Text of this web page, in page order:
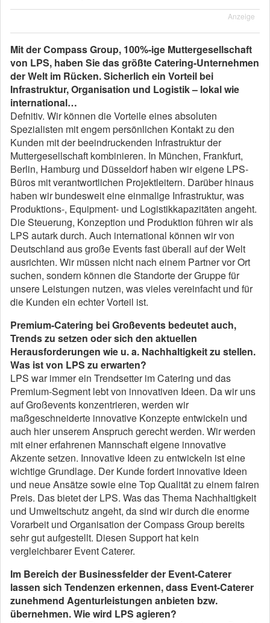
Anzeige
Mit der Compass Group, 100%-ige Muttergesellschaft
von LPS, haben Sie das größte Catering-Unternehmen
der Welt im Rücken. Sicherlich ein Vorteil bei
Infrastruktur, Organisation und Logistik – lokal wie
international…
Defnitiv. Wir können die Vorteile eines absoluten
Spezialisten mit engem persönlichen Kontakt zu den
Kunden mit der beeindruckenden Infrastruktur der
Muttergesellschaft kombinieren. In München, Frankfurt,
Berlin, Hamburg und Düsseldorf haben wir eigene LPS-
Büros mit verantwortlichen Projektleitern. Darüber hinaus
haben wir bundesweit eine einmalige Infrastruktur, was
Produktions-, Equipment- und Logistikkapazitäten angeht.
Die Steuerung, Konzeption und Produktion führen wir als
LPS autark durch. Auch international können wir von
Deutschland aus große Events fast überall auf der Welt
ausrichten. Wir müssen nicht nach einem Partner vor Ort
suchen, sondern können die Standorte der Gruppe für
unsere Leistungen nutzen, was vieles vereinfacht und für
die Kunden ein echter Vorteil ist.
Premium-Catering bei Großevents bedeutet auch,
Trends zu setzen oder sich den aktuellen
Herausforderungen wie u. a. Nachhaltigkeit zu stellen.
Was ist von LPS zu erwarten?
LPS war immer ein Trendsetter im Catering und das
Premium-Segment lebt von innovativen Ideen. Da wir uns
auf Großevents konzentrieren, werden wir
maßgeschneiderte innovative Konzepte entwickeln und
auch hier unserem Anspruch gerecht werden. Wir werden
mit einer erfahrenen Mannschaft eigene innovative
Akzente setzen. Innovative Ideen zu entwickeln ist eine
wichtige Grundlage. Der Kunde fordert innovative Ideen
und neue Ansätze sowie eine Top Qualität zu einem fairen
Preis. Das bietet der LPS. Was das Thema Nachhaltigkeit
und Umweltschutz angeht, da sind wir durch die enorme
Vorarbeit und Organisation der Compass Group bereits
sehr gut aufgestellt. Diesen Support hat kein
vergleichbarer Event Caterer.
Im Bereich der Businessfelder der Event-Caterer
lassen sich Tendenzen erkennen, dass Event-Caterer
zunehmend Agenturleistungen anbieten bzw.
übernehmen. Wie wird LPS agieren?